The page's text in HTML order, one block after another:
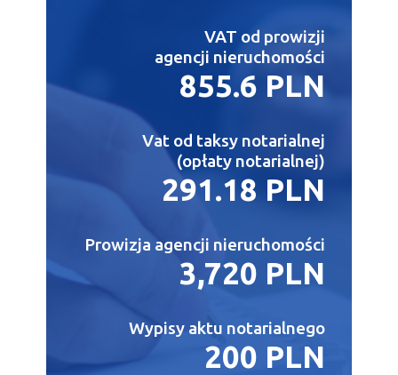
VAT od prowizji
agencji nieruchomości
855.6 PLN
Vat od taksy notarialnej
(opłaty notarialnej)
291.18 PLN
Prowizja agencji nieruchomości
3,720 PLN
Wypisy aktu notarialnego
200 PLN